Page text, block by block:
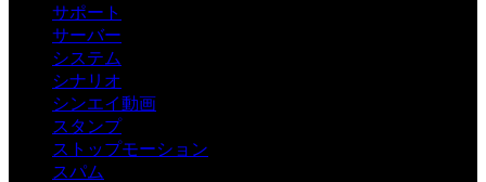
サポート
サーバー
システム
シナリオ
シンエイ動画
スタンプ
ストップモーション
スパム